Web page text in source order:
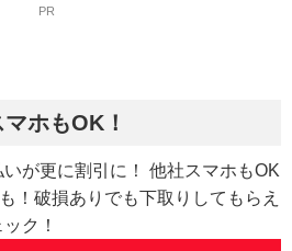
PR
ホもOK！
が更に割引に！ 他社スマホもOK
！破損ありでも下取りしてもらえ
ク！